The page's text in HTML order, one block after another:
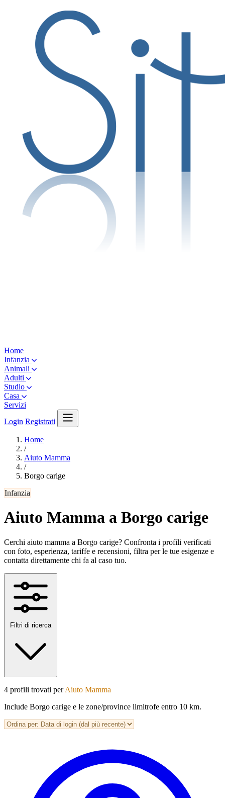
Home
Infanzia
Animali
Adulti
Studio
Casa
Servizi
Login Registrati
Home
/
Aiuto Mamma
/
Borgo carige
Infanzia
Aiuto Mamma a Borgo carige
Cerchi aiuto mamma a Borgo carige? Confronta i profili verificati
con foto, esperienza, tariffe e recensioni, filtra per le tue esigenze e
contatta direttamente chi fa al caso tuo.
Filtri di ricerca
4 profili trovati perAiuto Mamma
Include Borgo carige e le zone/province limitrofe entro 10 km.